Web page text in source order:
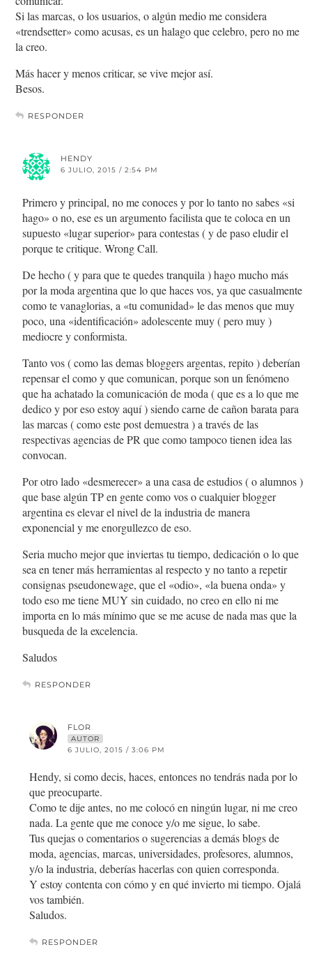
Si las marcas, o los usuarios, o algún medio me considera
«trendsetter» como acusas, es un halago que celebro, pero no me
la creo.
Más hacer y menos criticar, se vive mejor así.
Besos.
RESPONDER
HENDY
6 JULIO, 2015 / 2:54 PM
Primero y principal, no me conoces y por lo tanto no sabes «si
hago» o no, ese es un argumento facilista que te coloca en un
supuesto «lugar superior» para contestas ( y de paso eludir el
porque te critique. Wrong Call.
De hecho ( y para que te quedes tranquila ) hago mucho más
por la moda argentina que lo que haces vos, ya que casualmente
como te vanaglorias, a «tu comunidad» le das menos que muy
poco, una «identificación» adolescente muy ( pero muy )
mediocre y conformista.
Tanto vos ( como las demas bloggers argentas, repito ) deberían
repensar el como y que comunican, porque son un fenómeno
que ha achatado la comunicación de moda ( que es a lo que me
dedico y por eso estoy aquí ) siendo carne de cañon barata para
las marcas ( como este post demuestra ) a través de las
respectivas agencias de PR que como tampoco tienen idea las
convocan.
Por otro lado «desmerecer» a una casa de estudios ( o alumnos )
que base algún TP en gente como vos o cualquier blogger
argentina es elevar el nivel de la industria de manera
exponencial y me enorgullezco de eso.
Seria mucho mejor que inviertas tu tiempo, dedicación o lo que
sea en tener más herramientas al respecto y no tanto a repetir
consignas pseudonewage, que el «odio», «la buena onda» y
todo eso me tiene MUY sin cuidado, no creo en ello ni me
importa en lo más mínimo que se me acuse de nada mas que la
busqueda de la excelencia.
Saludos
RESPONDER
FLOR
AUTOR
6 JULIO, 2015 / 3:06 PM
Hendy, si como decis, haces, entonces no tendrás nada por lo
que preocuparte.
Como te dije antes, no me colocó en ningún lugar, ni me creo
nada. La gente que me conoce y/o me sigue, lo sabe.
Tus quejas o comentarios o sugerencias a demás blogs de
moda, agencias, marcas, universidades, profesores, alumnos,
y/o la industria, deberías hacerlas con quien corresponda.
Y estoy contenta con cómo y en qué invierto mi tiempo. Ojalá
vos también.
Saludos.
RESPONDER